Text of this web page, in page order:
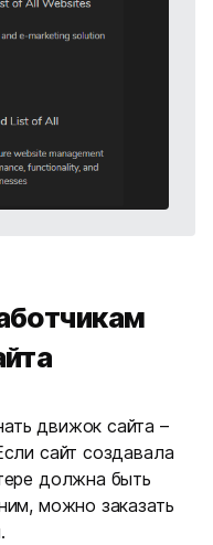
движок сайта –
сайт создавала
должна быть
можно заказать